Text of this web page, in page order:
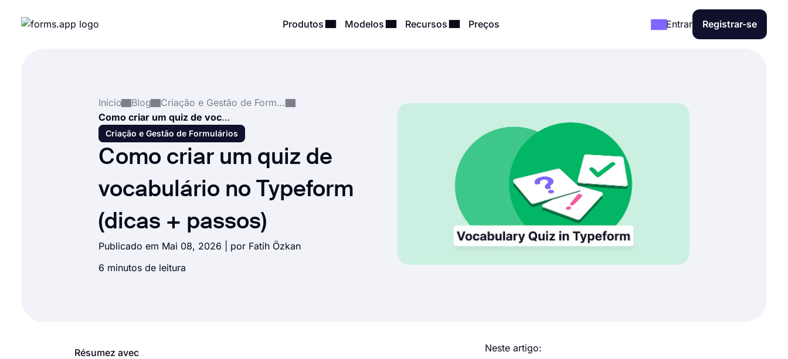
Produtos Modelos Recursos Preços Entrar Registrar-se
Início Blog
Criação e Gestão de Formulários
Como criar um quiz de vocabulário no Typeform (dicas + passos)
Criação e Gestão de Formulários
Como criar um quiz de
vocabulário no Typeform
(dicas + passos)
Publicado em Mai 08, 2026 | por Fatih Özkan
6 minutos de leitura
Résumez avec
Neste artigo: